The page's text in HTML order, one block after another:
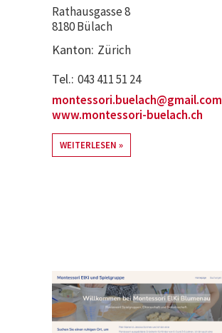
Rathausgasse 8
8180 Bülach
Kanton Zürich
Tel. 043 411 51 24
montessori.buelach@gmail.com
www.montessori-buelach.ch
WEITERLESEN